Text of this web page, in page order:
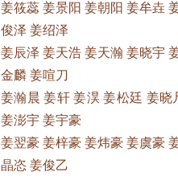
姜筱蕊 姜景阳 姜朝阳 姜牟垚
俊泽 姜绍泽
姜辰泽 姜天浩 姜天瀚 姜晓宇
金麟 姜喧刀
姜瀚晨 姜轩 姜淏 姜松廷 姜
姜澎宇 姜宇豪
姜翌豪 姜梓豪 姜炜豪 姜虞豪
晶恣 姜俊乙